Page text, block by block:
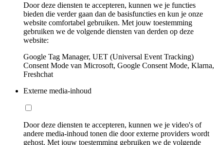
Door deze diensten te accepteren, kunnen we je functies
bieden die verder gaan dan de basisfuncties en kun je onze
website comfortabel gebruiken. Met jouw toestemming
gebruiken we de volgende diensten van derden op deze
website:
Google Tag Manager, UET (Universal Event Tracking)
Consent Mode van Microsoft, Google Consent Mode, Klarna,
Freshchat
Externe media-inhoud
Door deze diensten te accepteren, kunnen we je video's of
andere media-inhoud tonen die door externe providers wordt
gehost. Met jouw toestemming gebruiken we de volgende